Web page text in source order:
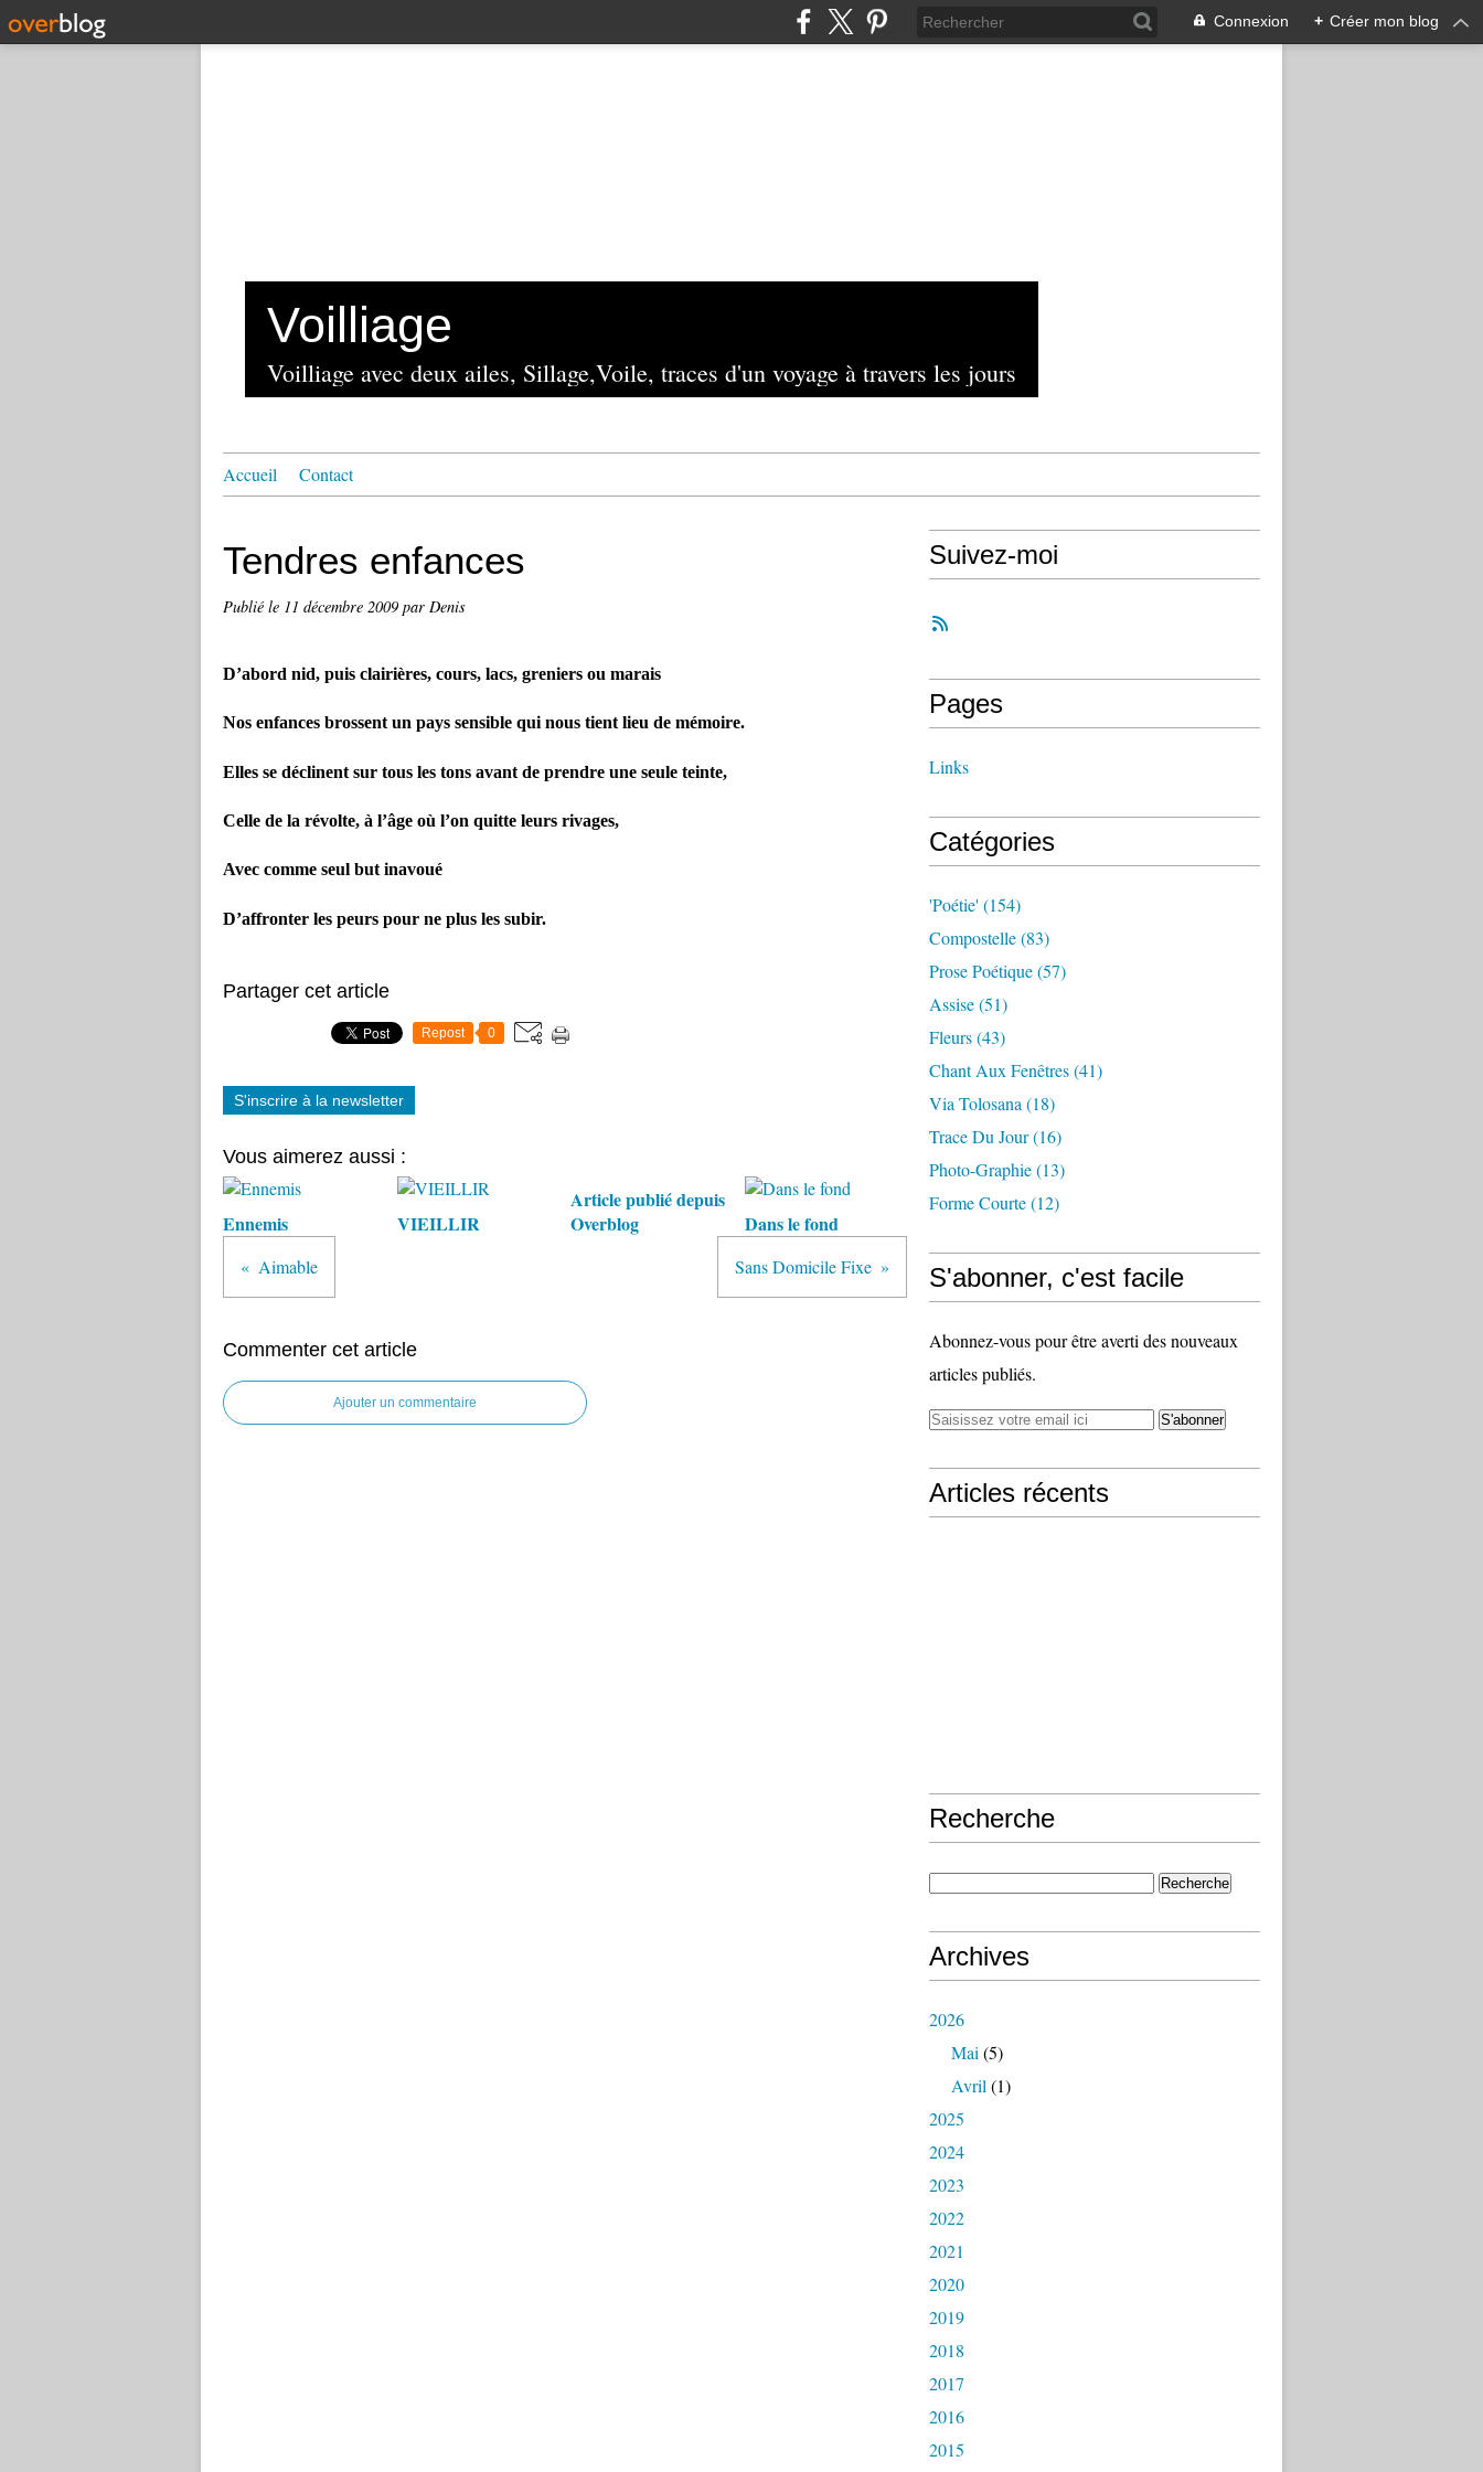
Connexion + Créer mon blog
Voilliage
Voilliage avec deux ailes, Sillage,Voile, traces d'un voyage à travers les jours
Accueil Contact
Tendres enfances
Publié le 11 décembre 2009 par Denis
D’abord nid, puis clairières, cours, lacs, greniers ou marais
Nos enfances brossent un pays sensible qui nous tient lieu de mémoire.
Elles se déclinent sur tous les tons avant de prendre une seule teinte,
Celle de la révolte, à l’âge où l’on quitte leurs rivages,
Avec comme seul but inavoué
D’affronter les peurs pour ne plus les subir.
Partager cet article
Repost 0
S'inscrire à la newsletter
Vous aimerez aussi :
Ennemis VIEILLIR
Article publié depuis
Overblog
Dans le fond
Aimable Sans Domicile Fixe
Commenter cet article
Ajouter un commentaire
Suivez-moi
Pages
Links
Catégories
'poétie' (154)
Compostelle(83)
Prose Poétique(57)
Assise(51)
Fleurs(43)
Chant Aux Fenêtres(41)
Via Tolosana (18)
Trace Du Jour(16)
Photo-Graphie(13)
Forme Courte(12)
S'abonner, c'est facile
Abonnez-vous pour être averti des nouveaux
articles publiés.
Articles récents
Recherche
Archives
2026
Mai (5)
Avril (1)
2025
2024
2023
2022
2021
2020
2019
2018
2017
2016
2015